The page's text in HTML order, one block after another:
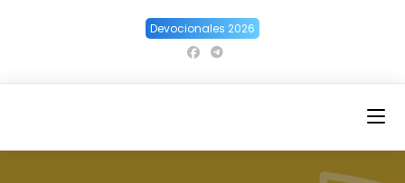
Devocionales 2026